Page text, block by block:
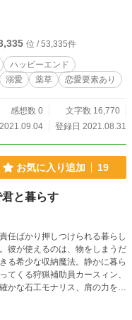
いただいて読んでもらえると嬉
位 / 53,335件
ハッピーエンド
溺愛 薬草 恋愛要素あり
感想数 0
文字数 16,770
登録日 2021.08.31
お気に入り追加 19
と暮らす
任ばかり押しつけられる暮らし
彼が使えるのは、物をしまうだ
る希少な収納魔法。静かに暮ら
てくる狩猟補助員カースィン、
かな石工モナリス、肩の力を抜
草茶で人の心をほどくオードリ
づく